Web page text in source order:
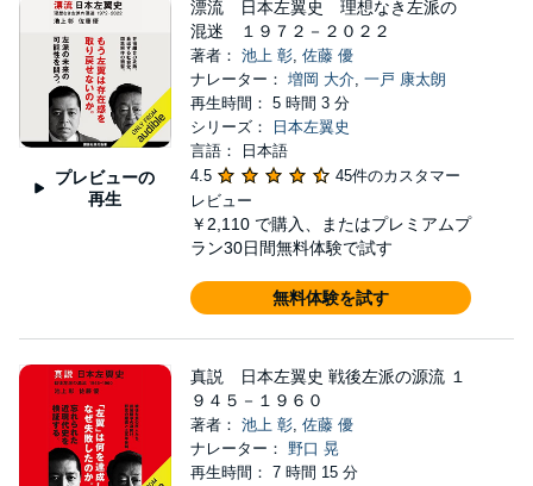
プレビューの
再生
漂流 日本左翼史 理想なき左派の
混迷 １９７２－２０２２
著者： 池上 彰, 佐藤 優
ナレーター： 増岡 大介, 一戸 康太朗
再生時間： 5 時間 3 分
シリーズ：
日本左翼史
言語： 日本語
4.5
45件のカスタマー
レビュー
￥2,110 で購入、またはプレミアムプ
ラン30日間無料体験で試す
無料体験を試す
真説 日本左翼史 戦後左派の源流 １
９４５－１９６０
著者： 池上 彰, 佐藤 優
ナレーター： 野口 晃
再生時間： 7 時間 15 分